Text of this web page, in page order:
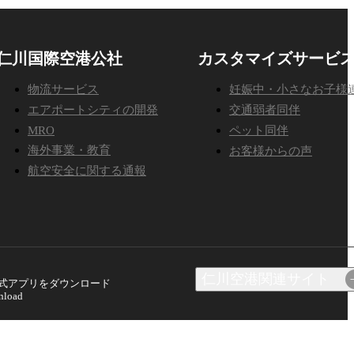
川国際空港公社
物流サービス
エアポートシティの開発
MRO
海外事業・教育
航空安全に関する通報
カスタマイズサービ
妊娠中・小さなお子様
交通弱者同伴
ペット同伴
お客様からの声
アプリをダウンロード
インターネット請求システ
ム